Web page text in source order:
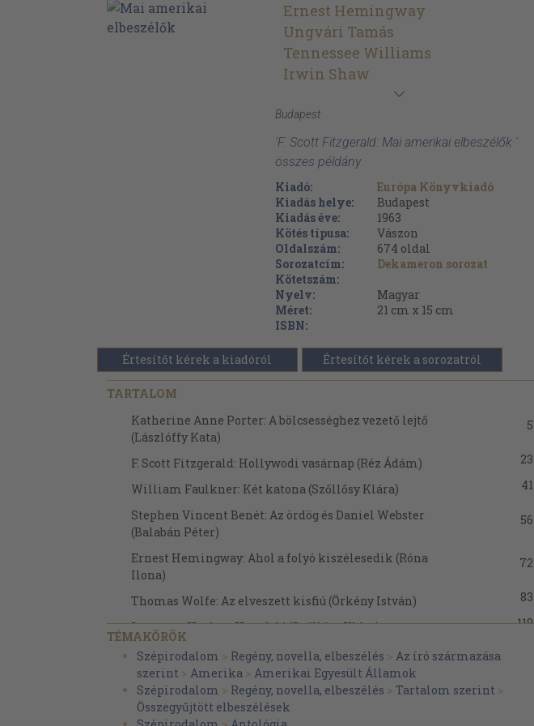
Ernest Hemingway
Ungvári Tamás
Tennessee Williams
Irwin Shaw
Budapest
'F. Scott Fitzgerald: Mai amerikai elbeszélők '
összes példány
Kiadó:
Európa Könyvkiadó
Kiadás helye:
Budapest
Kiadás éve:
1963
Kötés típusa:
Vászon
Oldalszám:
674 oldal
Sorozatcím:
Dekameron sorozat
Kötetszám:
Nyelv:
Magyar
Méret:
21 cm x 15 cm
ISBN:
Értesítőt kérek a kiadóról Értesítőt kérek a sorozatról
TARTALOM
Katherine Anne Porter: A bölcsességhez vezető lejtő
(Lászlóffy Kata)
5
F. Scott Fitzgerald: Hollywodi vasárnap (Réz Ádám)
23
William Faulkner: Két katona (Szőllősy Klára)
41
Stephen Vincent Benét: Az ördög és Daniel Webster
(Balabán Péter)
56
Ernest Hemingway: Ahol a folyó kiszélesedik (Róna
Ilona)
72
Thomas Wolfe: Az elveszett kisfiú (Örkény István)
83
Langston Hughes: Hazafelé (Szőllősy Klára)
119
John Steinbeck: A krizantémok (Balabán Péter)
Nathanael West: Törtszív kisasszony (Bartos Tibor)
Erskine Caldwell: Böhöm-Nagy Beechum (Vámosi Pál)
TÉMAKÖRÖK
Szépirodalom > Regény, novella, elbeszélés > Az író származása
szerint > Amerika > Amerikai Egyesült Államok
Szépirodalom > Regény, novella, elbeszélés > Tartalom szerint >
Összegyűjtött elbeszélések